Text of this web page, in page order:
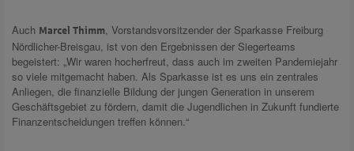
Auch Marcel Thimm, Vorstandsvorsitzender der Sparkasse Freiburg
Nördlicher-Breisgau, ist von den Ergebnissen der Siegerteams
begeistert: „Wir waren hocherfreut, dass auch im zweiten Pandemiejahr
so viele mitgemacht haben. Als Sparkasse ist es uns ein zentrales
Anliegen, die finanzielle Bildung der jungen Generation in unserem
Geschäftsgebiet zu fördern, damit die Jugendlichen in Zukunft fundierte
Finanzentscheidungen treffen können.“